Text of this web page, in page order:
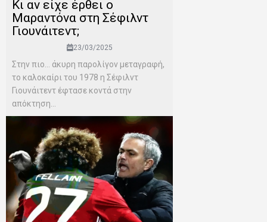
Κι αν είχε έρθει ο
Μαραντόνα στη Σέφιλντ
Γιουνάιτεντ;
23/03/2025
Στην πιο… άκυρη παρολίγον μεταγραφή,
το καλοκαίρι του 1978 η Σέφιλντ
Γιουνάιτεντ έφτασε κοντά στην
απόκτηση...